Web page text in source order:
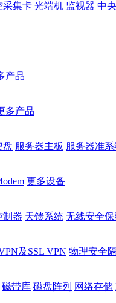
采集卡 光端机 监视器 中
产品
多产品
盘 服务器主板 服务器准
更多设备
制器 天馈系统 无线安全保
及SSL VPN 物理安全
磁带库 磁盘阵列 网络存储